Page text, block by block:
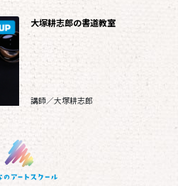
大塚耕志郎の書道教室
講師／大塚耕志郎